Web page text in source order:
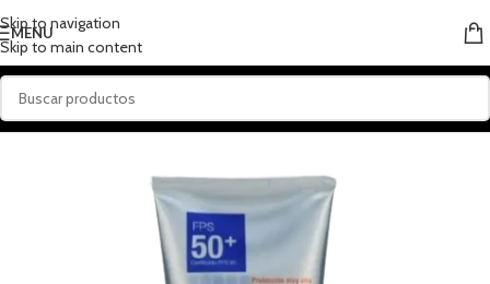
Skip to navigation
Skip to main content
MENU